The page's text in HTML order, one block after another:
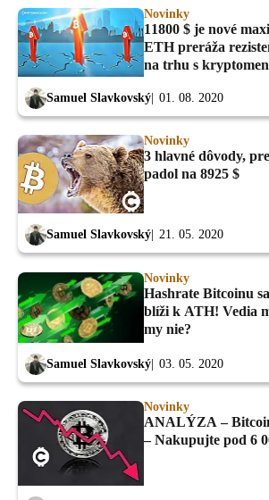
Novinky
11800 $ je nové
ETH preráža
na trhu s
Samuel Slavkovský 01. 08. 2020
Novinky
3 hlavné dôvody,
padol na 8925 $
Samuel Slavkovský 21. 05. 2020
Novinky
Hashrate Bitcoinu
blíži k ATH! Vedia
my nie?
Samuel Slavkovský 03. 05. 2020
Novinky
ANALÝZA –
– Nakupujte pod 6